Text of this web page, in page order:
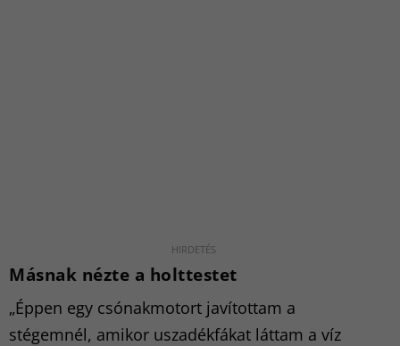
Másnak nézte a holttestet
„Éppen egy csónakmotort javítottam a
stégemnél, amikor uszadékfákat láttam a víz